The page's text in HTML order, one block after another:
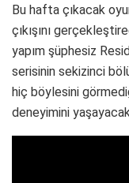
Bu hafta çıkacak
çıkışını
yapım şüphesiz
serisinin sekizinci
hiç böylesini
deneyimini